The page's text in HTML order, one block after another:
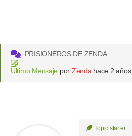
PRISIONEROS DE ZENDA
Último Mensaje por Zenda hace 2 años
Topic starter